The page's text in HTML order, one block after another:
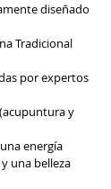
diseñado
Tradicional
por expertos
y
energía
una belleza